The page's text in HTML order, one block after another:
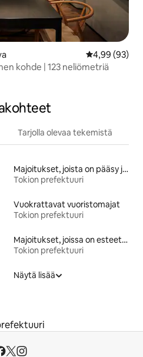
4,99 (93)
kohde | 123 neliömetriä
Tarjolla olevaa tekemistä
Majoitukset, joista on pääsy järvelle
Tokion prefektuuri
Vuokrattavat vuoristomajat
Tokion prefektuuri
Majoitukset, joissa on esteetön wc
Tokion prefektuuri
Näytä lisää